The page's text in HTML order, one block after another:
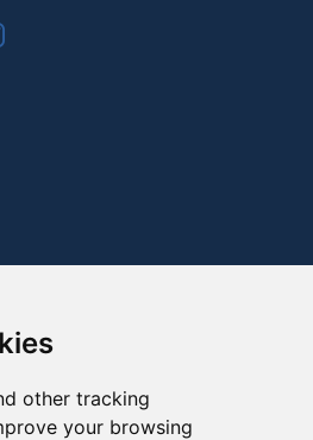
other tracking
your browsing